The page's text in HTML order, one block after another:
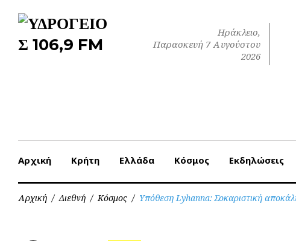
Ηράκλειο,
Παρασκευή 7 Αυγούστου
2026
Αρχική Κρήτη Ελλάδα Κόσμος Εκδηλώσεις
Αρχική / Διεθνή / Κόσμος / Υπόθεση Lyhanna: Σοκαριστική